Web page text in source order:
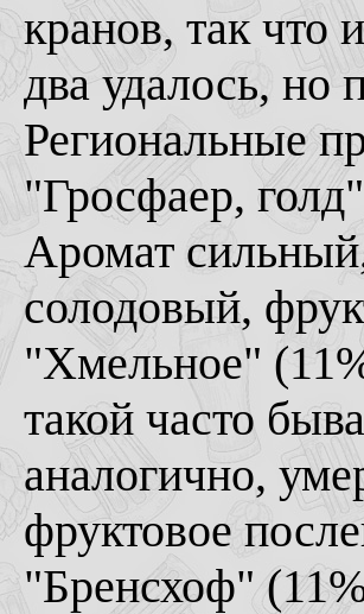
кранов, так что
два удалось,
Региональные
"Гросфаер,
Аромат
солодовый,
"Хмельное"
такой часто
аналогично,
фруктовое
"Бренсхоф"